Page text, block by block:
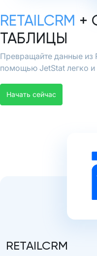
RETAILCRM +
ТАБЛИЦЫ
Превращайте данные из
помощью JetStat легко и
Начать сейчас
RETAILCRM